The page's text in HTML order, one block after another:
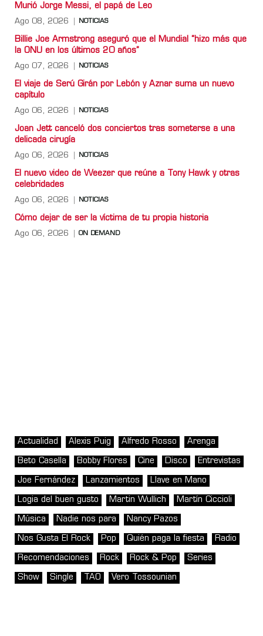
Murió Jorge Messi, el papá de Leo
Ago 08, 2026 NOTICIAS
Billie Joe Armstrong aseguró que el Mundial “hizo más que
la ONU en los últimos 20 años”
Ago 07, 2026 NOTICIAS
El viaje de Serú Girán por Lebón y Aznar suma un nuevo
capítulo
Ago 06, 2026 NOTICIAS
Joan Jett canceló dos conciertos tras someterse a una
delicada cirugía
Ago 06, 2026 NOTICIAS
El nuevo video de Weezer que reúne a Tony Hawk y otras
celebridades
Ago 06, 2026 NOTICIAS
Cómo dejar de ser la víctima de tu propia historia
Ago 06, 2026 ON DEMAND
Actualidad Alexis Puig Alfredo Rosso Arenga
Beto Casella Bobby Flores Cine Disco Entrevistas
Joe Fernández Lanzamientos Llave en Mano
Logia del buen gusto Martin Wullich Martín Ciccioli
Música Nadie nos para Nancy Pazos
Nos Gusta El Rock Pop Quién paga la fiesta Radio
Recomendaciones Rock Rock & Pop Series
Show Single TAO Vero Tossounian